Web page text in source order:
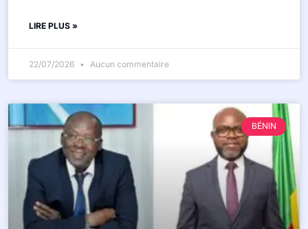
LIRE PLUS »
22/07/2026 Aucun commentaire
BÉNIN